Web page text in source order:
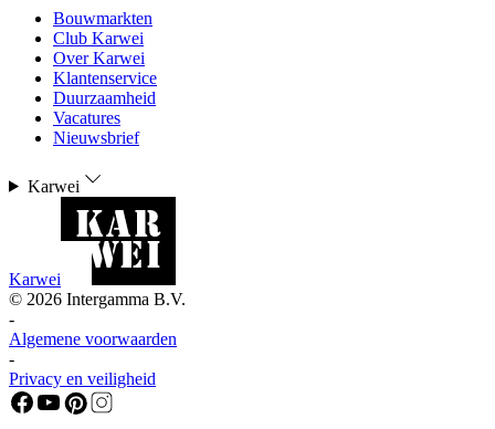
Bouwmarkten
Club Karwei
Over Karwei
Klantenservice
Duurzaamheid
Vacatures
Nieuwsbrief
Karwei
Karwei
© 2026 Intergamma B.V.
-
Algemene voorwaarden
-
Privacy en veiligheid